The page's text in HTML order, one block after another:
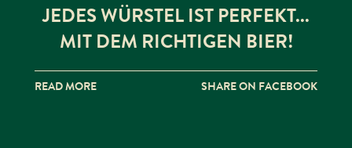
JEDES WÜRSTEL IST PERFEKT...
MIT DEM RICHTIGEN BIER!
READ MORE SHARE ON FACEBOOK